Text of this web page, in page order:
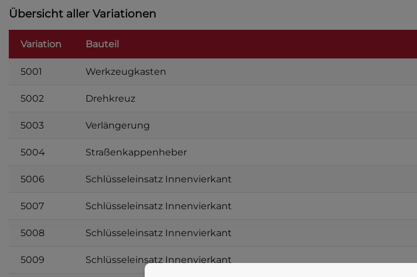
Übersicht aller Variationen
Variation Bauteil
5001 Werkzeugkasten
5002 Drehkreuz
5003 Verlängerung
5004 Straßenkappenheber
5006 Schlüsseleinsatz Innenvierkant
5007 Schlüsseleinsatz Innenvierkant
5008 Schlüsseleinsatz Innenvierkant
5009 Schlüsseleinsatz Innenvierkant